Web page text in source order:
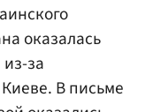
оказалась
за
В письме